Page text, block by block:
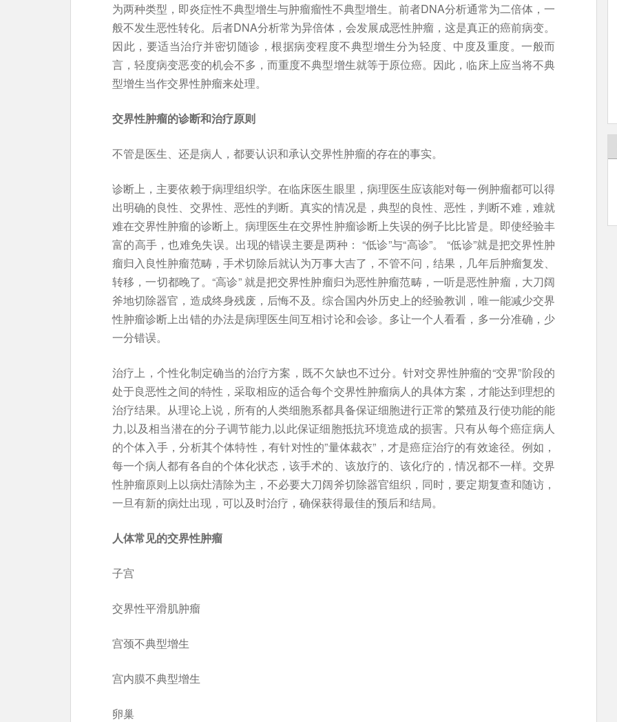
为两种类型，即炎症性不典型增生与肿瘤瘤性不典型增生。前者DNA分析通常为二倍体，一
般不发生恶性转化。后者DNA分析常为异倍体，会发展成恶性肿瘤，这是真正的癌前病变。
因此，要适当治疗并密切随诊，根据病变程度不典型增生分为轻度、中度及重度。一般而
言，轻度病变恶变的机会不多，而重度不典型增生就等于原位癌。因此，临床上应当将不典
型增生当作交界性肿瘤来处理。
交界性肿瘤的诊断和治疗原则
不管是医生、还是病人，都要认识和承认交界性肿瘤的存在的事实。
诊断上，主要依赖于病理组织学。在临床医生眼里，病理医生应该能对每一例肿瘤都可以得
出明确的良性、交界性、恶性的判断。真实的情况是，典型的良性、恶性，判断不难，难就
难在交界性肿瘤的诊断上。病理医生在交界性肿瘤诊断上失误的例子比比皆是。即使经验丰
富的高手，也难免失误。出现的错误主要是两种： “低诊”与“高诊”。 “低诊”就是把交界性肿
瘤归入良性肿瘤范畴，手术切除后就认为万事大吉了，不管不问，结果，几年后肿瘤复发、
转移，一切都晚了。“高诊” 就是把交界性肿瘤归为恶性肿瘤范畴，一听是恶性肿瘤，大刀阔
斧地切除器官，造成终身残废，后悔不及。综合国内外历史上的经验教训，唯一能减少交界
性肿瘤诊断上出错的办法是病理医生间互相讨论和会诊。多让一个人看看，多一分准确，少
一分错误。
治疗上，个性化制定确当的治疗方案，既不欠缺也不过分。针对交界性肿瘤的“交界”阶段的
处于良恶性之间的特性，采取相应的适合每个交界性肿瘤病人的具体方案，才能达到理想的
治疗结果。从理论上说，所有的人类细胞系都具备保证细胞进行正常的繁殖及行使功能的能
力,以及相当潜在的分子调节能力,以此保证细胞抵抗环境造成的损害。只有从每个癌症病人
的个体入手，分析其个体特性，有针对性的”量体裁衣”，才是癌症治疗的有效途径。例如，
每一个病人都有各自的个体化状态，该手术的、该放疗的、该化疗的，情况都不一样。交界
性肿瘤原则上以病灶清除为主，不必要大刀阔斧切除器官组织，同时，要定期复查和随访，
一旦有新的病灶出现，可以及时治疗，确保获得最佳的预后和结局。
人体常见的交界性肿瘤
子宫
交界性平滑肌肿瘤
宫颈不典型增生
宫内膜不典型增生
卵巢